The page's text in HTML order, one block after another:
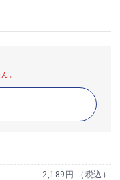
。
2,189円 （税込）